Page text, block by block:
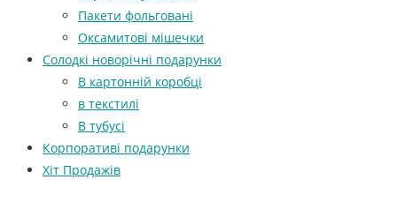
Пакети фольговані
Оксамитові мішечки
Солодкі новорічні подарунки
В картонній коробці
в текстилі
В тубусі
Корпоративі подарунки
Хіт Продажів